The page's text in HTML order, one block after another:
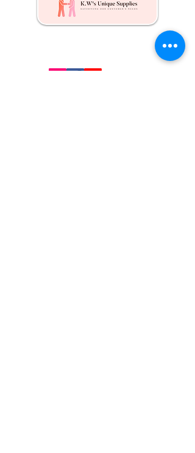
Kw's Unique Supplies & Services is a retail displays
& fixtures online store to get mannequin, clothing
hangers, packaging supplies mailing supplies